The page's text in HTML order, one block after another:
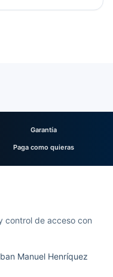
Garantía
Paga como quieras
control de acceso con
Manuel Henríquez